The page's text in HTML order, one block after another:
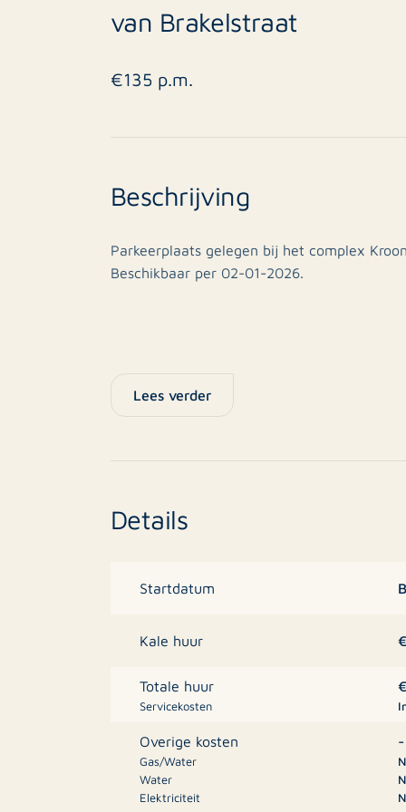
van Brakelstraat
€135 p.m.
Beschrijving
Parkeerplaats gelegen bij het complex
Beschikbaar per 02-01-2026.
Lees verder
Details
Startdatum
Kale huur
Totale huur
Servicekosten
Overige kosten
Gas/Water
Water
Elektriciteit
-